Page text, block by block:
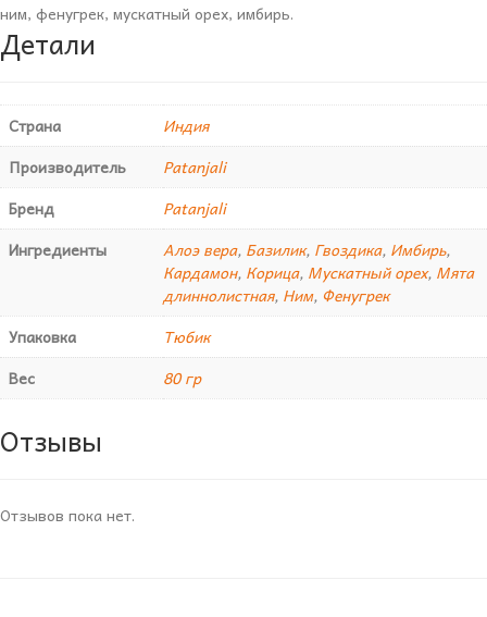
ним, фенугрек, мускатный орех, имбирь.
Детали
Страна
Индия
Производитель
Patanjali
Бренд
Patanjali
Ингредиенты
Алоэ вера, Базилик, Гвоздика, Имбирь,
Кардамон, Корица, Мускатный орех, Мята
длиннолистная, Ним, Фенугрек
Упаковка
Тюбик
Вес
80 гр
Отзывы
Отзывов пока нет.